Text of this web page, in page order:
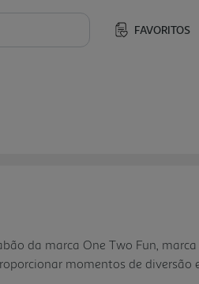
FAVORITOS
da marca One Two Fun,
momentos de diversão